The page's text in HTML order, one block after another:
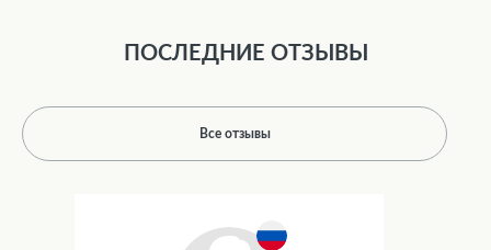
ПОСЛЕДНИЕ ОТЗЫВЫ
Все отзывы